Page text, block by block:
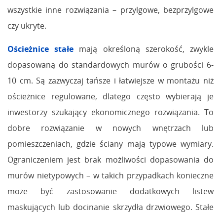
wszystkie inne rozwiązania – przylgowe, bezprzylgowe
czy ukryte.
Ościeżnice stałe mają określoną szerokość, zwykle
dopasowaną do standardowych murów o grubości 6-
10 cm. Są zazwyczaj tańsze i łatwiejsze w montażu niż
ościeżnice regulowane, dlatego często wybierają je
inwestorzy szukający ekonomicznego rozwiązania. To
dobre rozwiązanie w nowych wnętrzach lub
pomieszczeniach, gdzie ściany mają typowe wymiary.
Ograniczeniem jest brak możliwości dopasowania do
murów nietypowych – w takich przypadkach konieczne
może być zastosowanie dodatkowych listew
maskujących lub docinanie skrzydła drzwiowego. Stałe